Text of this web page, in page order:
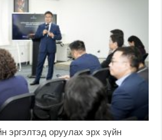
эргэлтэд оруулах эрх зүйн